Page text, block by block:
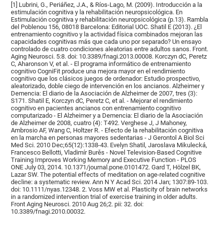
[1] Lubrini, G., Periáñez, J.A., & Ríos-Lago, M. (2009). Introducción a la
estimulación cognitiva y la rehabilitación neuropsicológica. En
Estimulación cognitiva y rehabilitación neuropsicológica (p.13). Rambla
del Poblenou 156, 08018 Barcelona: Editorial UOC. Shatil E (2013). ¿El
entrenamiento cognitivo y la actividad física combinados mejoran las
capacidades cognitivas más que cada uno por separado? Un ensayo
controlado de cuatro condiciones aleatorias entre adultos sanos. Front.
Aging Neurosci. 5:8. doi: 10.3389/fnagi.2013.00008. Korczyn dC, Peretz
C, Aharonson V, et al. - El programa informático de entrenamiento
cognitivo CogniFit produce una mejora mayor en el rendimiento
cognitivo que los clásicos juegos de ordenador: Estudio prospectivo,
aleatorizado, doble ciego de intervención en los ancianos. Alzheimer y
Demencia: El diario de la Asociación de Alzheimer de 2007, tres (3):
S171. Shatil E, Korczyn dC, Peretz C, et al. - Mejorar el rendimiento
cognitivo en pacientes ancianos con entrenamiento cognitivo
computarizado - El Alzheimer y a Demencia: El diario de la Asociación
de Alzheimer de 2008, cuatro (4): T492. Verghese J, J Mahoney,
Ambrosio AF, Wang C, Holtzer R. - Efecto de la rehabilitación cognitiva
en la marcha en personas mayores sedentarias - J Gerontol A Biol Sci
Med Sci. 2010 Dec;65(12):1338-43. Evelyn Shatil, Jaroslava Mikulecká,
Francesco Bellotti, Vladimír Burěs - Novel Television-Based Cognitive
Training Improves Working Memory and Executive Function - PLOS
ONE July 03, 2014. 10.1371/journal.pone.0101472. Gard T, Hölzel BK,
Lazar SW. The potential effects of meditation on age-related cognitive
decline: a systematic review. Ann N Y Acad Sci. 2014 Jan; 1307:89-103.
doi: 10.1111/nyas.12348. 2. Voss MW et al. Plasticity of brain networks
in a randomized intervention trial of exercise training in older adults.
Front Aging Neurosci. 2010 Aug 26;2. pii: 32. doi:
10.3389/fnagi.2010.00032.